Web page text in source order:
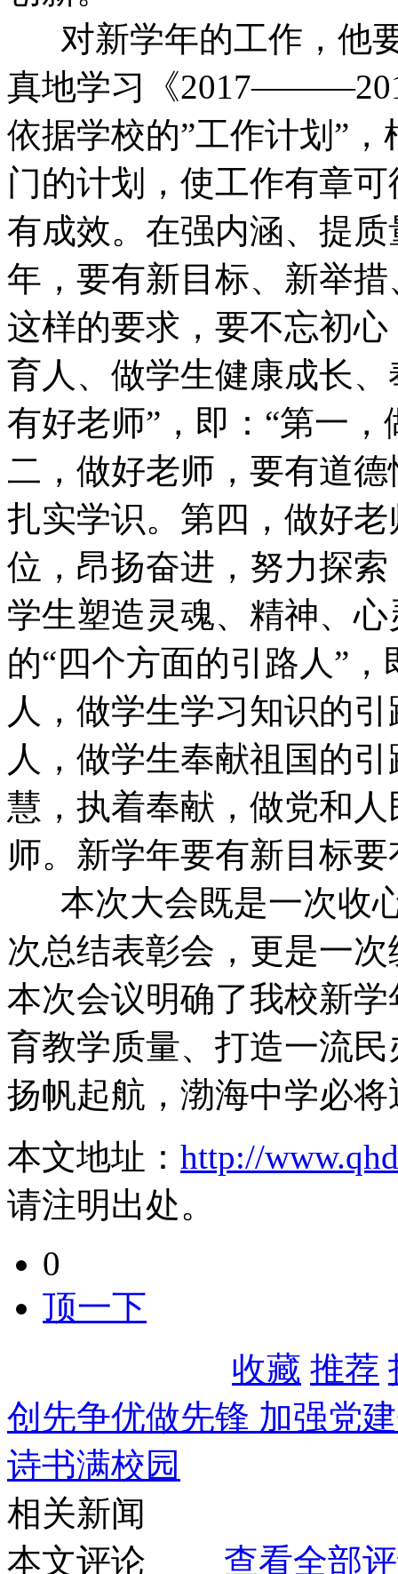
对新学年的工作，他
真地学习《
依据学校的”工作计划”
门的计划，使工作有章
有成效。在强内涵、提
年，要有新目标、新举
这样的要求，要不忘初
育人、做学生健康成长
有好老师”，即：“第一
二，做好老师，要有道
扎实学识。第四，做好
位，昂扬奋进，努力探
学生塑造灵魂、精神、
的“四个方面的引路人”
人，做学生学习知识的
人，做学生奉献祖国的
慧，执着奉献，做党和
师。新学年要有新目标
本次大会既是一次收
次总结表彰会，更是一
本次会议明确了我校新
育教学质量、打造一流
扬帆起航，渤海中学必
本文地址： http://
请注明出处。
0
顶一下
收藏 推荐
创先争优做先锋 加强党
诗书满校园
相关新闻
本文评论
查看全部